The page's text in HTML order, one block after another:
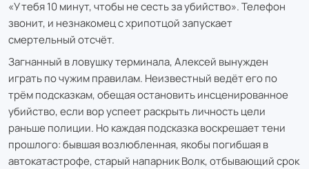
«У тебя 10 минут, чтобы не сесть за убийство». Телефон
звонит, и незнакомец с хрипотцой запускает
смертельный отсчёт.
Загнанный в ловушку терминала, Алексей вынужден
играть по чужим правилам. Неизвестный ведёт его по
трём подсказкам, обещая остановить инсценированное
убийство, если вор успеет раскрыть личность цели
раньше полиции. Но каждая подсказка воскрешает тени
прошлого: бывшая возлюбленная, якобы погибшая в
автокатастрофе, старый напарник Волк, отбывающий срок